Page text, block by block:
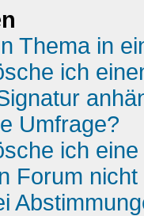
Thema in
ich
Umfrage?
ich
Forum